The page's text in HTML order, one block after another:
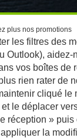
plus nos promotions
les filtres des
Outlook), aidez-
vos boîtes de
rien rater de
cliqué le
le déplacer
réception » puis
la